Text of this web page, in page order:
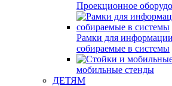
Проекционное
Рамки для
собираемые в системы
мобильные стенды
ДЕТЯМ